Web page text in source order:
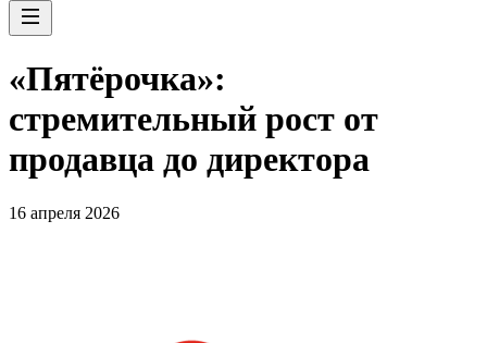
«Пятёрочка»:
стремительный рост от
продавца до директора
16 апреля 2026